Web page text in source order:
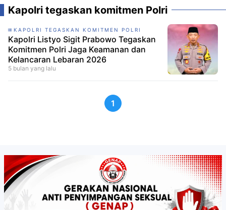
Kapolri tegaskan komitmen Polri
KAPOLRI TEGASKAN KOMITMEN POLRI
Kapolri Listyo Sigit Prabowo Tegaskan
Komitmen Polri Jaga Keamanan dan
Kelancaran Lebaran 2026
5 bulan yang lalu
1